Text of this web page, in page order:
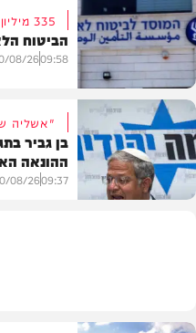
חדשות
חדשות
335 מיליון ש"ח
הביטוח
09:58
08/26
"אשליה
בן גביר
ההונאה
09:37
08/26